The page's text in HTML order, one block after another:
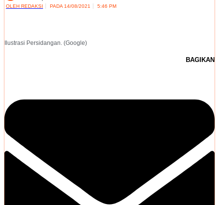
OLEH REDAKSI PADA 14/08/2021 5:46 PM
Ilustrasi Persidangan. (Google)
BAGIKAN